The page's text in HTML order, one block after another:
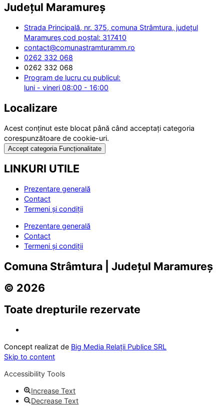
Județul Maramureș
Strada Principală, nr. 375, comuna Strâmtura, județul
Maramureș cod poștal: 317410
contact@comunastramturamm.ro
0262 332 068
0262 332 068
Program de lucru cu publicul:
luni - vineri 08:00 - 16:00
Localizare
Acest conținut este blocat până când acceptați categoria
corespunzătoare de cookie-uri.
Accept categoria Funcționalitate
LINKURI UTILE
Prezentare generală
Contact
Termeni și condiții
Prezentare generală
Contact
Termeni și condiții
Comuna Strâmtura | Județul Maramureș
© 2026
Toate drepturile rezervate
Concept realizat de Big Media Relații Publice SRL
Skip to content
Accessibility Tools
Increase Text
Decrease Text